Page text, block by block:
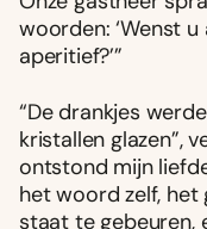
woorden: ‘Wenst
aperitief?’”
“De drankjes
kristallen glazen”,
ontstond mijn
het woord zelf, het
staat te gebeuren,